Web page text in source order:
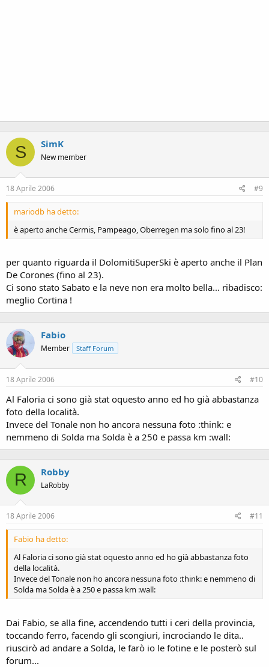
S SimK
New member
18 Aprile 2006 #9
mariodb ha detto:
è aperto anche Cermis, Pampeago, Oberregen ma solo fino al 23!
per quanto riguarda il DolomitiSuperSki è aperto anche il Plan
De Corones (fino al 23).
Ci sono stato Sabato e la neve non era molto bella... ribadisco:
meglio Cortina !
Fabio
Member Staff Forum
18 Aprile 2006 #10
Al Faloria ci sono già stat oquesto anno ed ho già abbastanza
foto della località.
Invece del Tonale non ho ancora nessuna foto :think: e
nemmeno di Solda ma Solda è a 250 e passa km :wall:
R Robby
LaRobby
18 Aprile 2006 #11
Fabio ha detto:
Al Faloria ci sono già stat oquesto anno ed ho già abbastanza foto
della località.
Invece del Tonale non ho ancora nessuna foto :think: e nemmeno di
Solda ma Solda è a 250 e passa km :wall:
Dai Fabio, se alla fine, accendendo tutti i ceri della provincia,
toccando ferro, facendo gli scongiuri, incrociando le dita..
riuscirò ad andare a Solda, le farò io le fotine e le posterò sul
forum...